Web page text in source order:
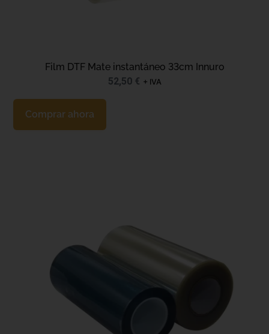
Film DTF Mate instantáneo 33cm Innuro
52,50 € + IVA
Comprar ahora